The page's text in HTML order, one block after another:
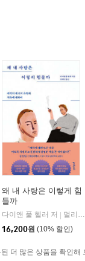
왜 내 사랑은 이렇게 힘
들까
다이앤 풀 헬러 저
멀리깊이
16,200원 (10% 할인)
더 많은 상품을 확인해